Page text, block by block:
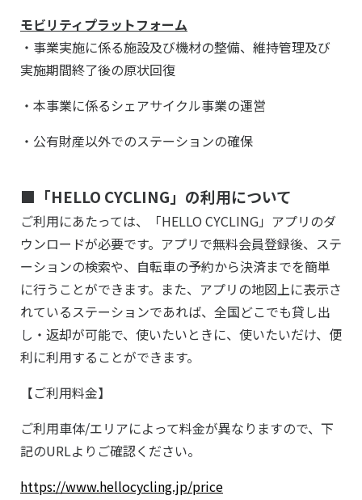
モビリティプラットフォーム
・事業実施に係る施設及び機材の整備、維持管理及び
実施期間終了後の原状回復
・本事業に係るシェアサイクル事業の運営
・公有財産以外でのステーションの確保
■ 「HELLO CYCLING」の利用について
ご利用にあたっては、「HELLO CYCLING」アプリのダ
ウンロードが必要です。アプリで無料会員登録後、ステ
ーションの検索や、自転車の予約から決済までを簡単
に行うことができます。また、アプリの地図上に表示さ
れているステーションであれば、全国どこでも貸し出
し・返却が可能で、使いたいときに、使いたいだけ、便
利に利用することができます。
【ご利用料金】
ご利用車体/エリアによって料金が異なりますので、下
記のURLよりご確認ください。
https://www.hellocycling.jp/price